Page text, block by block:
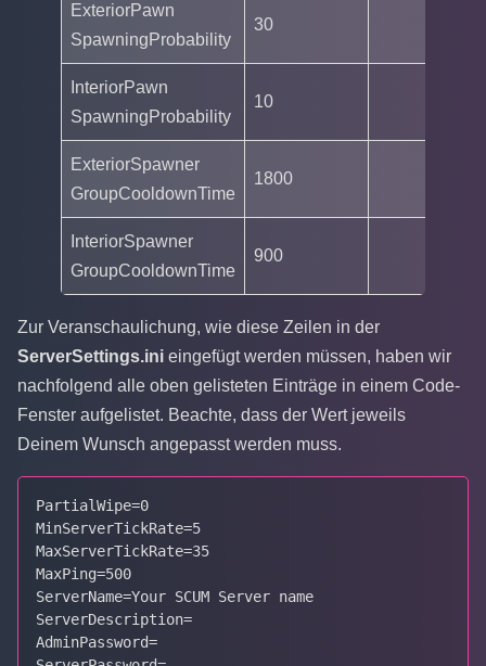
ExteriorPawn
SpawningProbability
30
InteriorPawn
SpawningProbability
10
ExteriorSpawner
GroupCooldownTime
1800
InteriorSpawner
GroupCooldownTime
900
Zur Veranschaulichung, wie diese Zeilen in der
ServerSettings.ini eingefügt werden müssen, haben wir
nachfolgend alle oben gelisteten Einträge in einem Code-
Fenster aufgelistet. Beachte, dass der Wert jeweils
Deinem Wunsch angepasst werden muss.
PartialWipe=0
MinServerTickRate=5
MaxServerTickRate=35
MaxPing=500
ServerName=Your SCUM Server name
ServerDescription=
AdminPassword=